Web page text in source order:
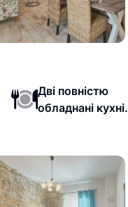
Дві повністю
обладнані кухні.